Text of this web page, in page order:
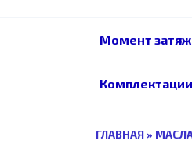
Момент
Комплектации
ГЛАВНАЯ »